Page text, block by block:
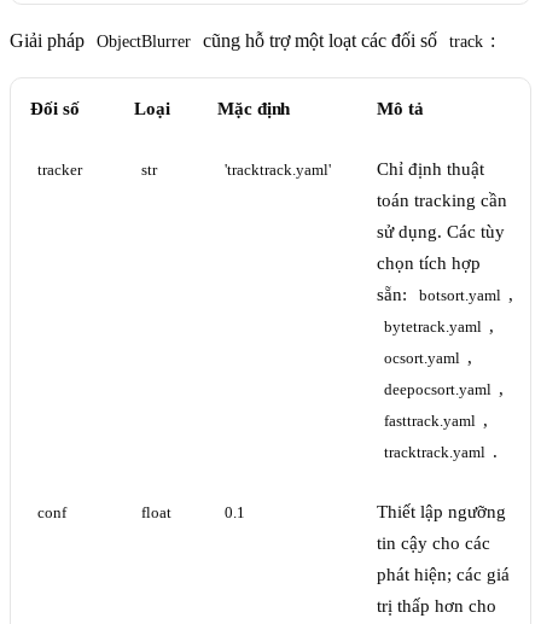
Giải pháp ObjectBlurrer cũng hỗ trợ một loạt các đối số track :
Đối số Loại Mặc định Mô tả
tracker str 'tracktrack.yaml'
Chỉ định thuật
toán tracking cần
sử dụng. Các tùy
chọn tích hợp
sẵn:
botsort.yaml ,
bytetrack.yaml ,
ocsort.yaml ,
deepocsort.yaml ,
fasttrack.yaml ,
tracktrack.yaml .
conf float 0.1
Thiết lập ngưỡng
tin cậy cho các
phát hiện; các giá
trị thấp hơn cho